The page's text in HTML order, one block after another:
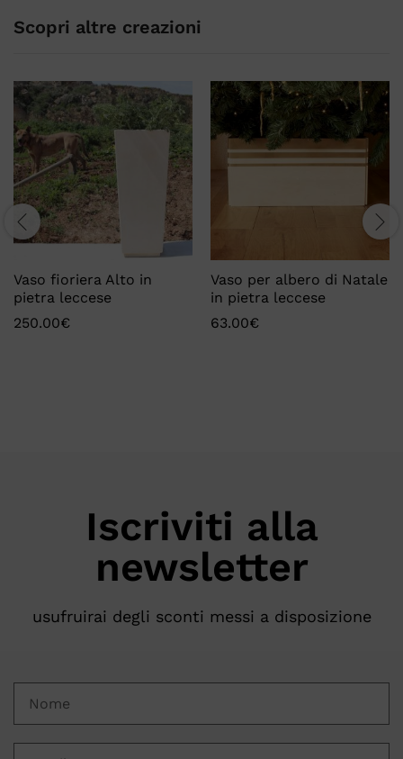
Scopri altre creazioni
Vaso fioriera Alto in
pietra leccese
250.00€
Vaso per albero di Natale
in pietra leccese
63.00€
Iscriviti alla
newsletter
usufruirai degli sconti messi a disposizione